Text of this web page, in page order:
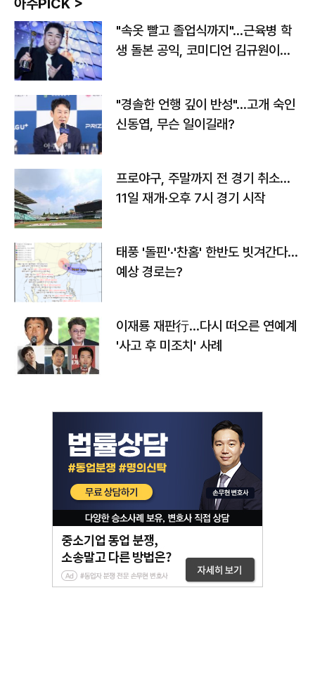
"속옷 빨고 졸업식까지"…근육병 학
생 돌본 공익, 코미디언 김규원이었
"경솔한 언행 깊이 반성"…고개 숙인
신동엽, 무슨 일이길래?
프로야구, 주말까지 전 경기 취소…
11일 재개·오후 7시 경기 시작
태풍 '돌핀'·'찬홈' 한반도 빗겨간다…
예상 경로는?
이재룡 재판行…다시 떠오른 연예계
'사고 후 미조치' 사례